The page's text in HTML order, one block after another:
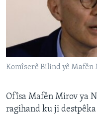
ÇAND Û HUNER
SORANÎ
FOLLOW US
Komîserê Bilind yê
Ofîsa Mafên Mirov ya
ragihand ku ji